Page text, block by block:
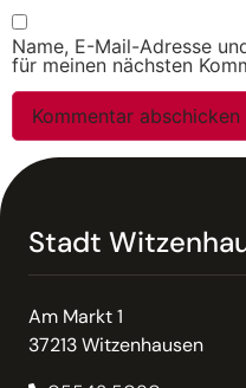
Name, E-Mail-Adresse
für meinen nächsten
Stadt
Am Markt 1
37213 Witzenhausen